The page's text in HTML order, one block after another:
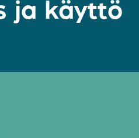
ja käyttö